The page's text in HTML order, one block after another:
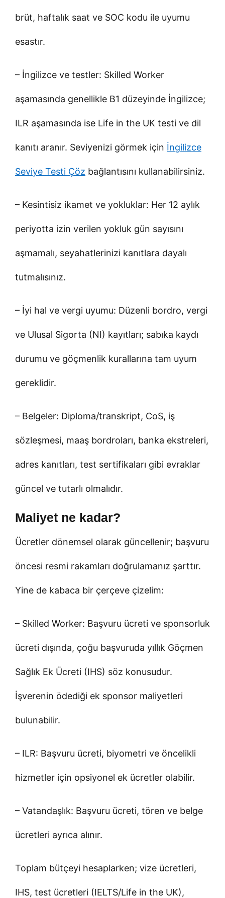
brüt, haftalık saat ve SOC kodu ile uyumu
esastır.
– İngilizce ve testler: Skilled Worker
aşamasında genellikle B1 düzeyinde İngilizce;
ILR aşamasında ise Life in the UK testi ve dil
kanıtı aranır. Seviyenizi görmek için İngilizce
Seviye Testi Çöz bağlantısını kullanabilirsiniz.
– Kesintisiz ikamet ve yokluklar: Her 12 aylık
periyotta izin verilen yokluk gün sayısını
aşmamalı, seyahatlerinizi kanıtlara dayalı
tutmalısınız.
– İyi hal ve vergi uyumu: Düzenli bordro, vergi
ve Ulusal Sigorta (NI) kayıtları; sabıka kaydı
durumu ve göçmenlik kurallarına tam uyum
gereklidir.
– Belgeler: Diploma/transkript, CoS, iş
sözleşmesi, maaş bordroları, banka ekstreleri,
adres kanıtları, test sertifikaları gibi evraklar
güncel ve tutarlı olmalıdır.
Maliyet ne kadar?
Ücretler dönemsel olarak güncellenir; başvuru
öncesi resmi rakamları doğrulamanız şarttır.
Yine de kabaca bir çerçeve çizelim:
– Skilled Worker: Başvuru ücreti ve sponsorluk
ücreti dışında, çoğu başvuruda yıllık Göçmen
Sağlık Ek Ücreti (IHS) söz konusudur.
İşverenin ödediği ek sponsor maliyetleri
bulunabilir.
– ILR: Başvuru ücreti, biyometri ve öncelikli
hizmetler için opsiyonel ek ücretler olabilir.
– Vatandaşlık: Başvuru ücreti, tören ve belge
ücretleri ayrıca alınır.
Toplam bütçeyi hesaplarken; vize ücretleri,
IHS, test ücretleri (IELTS/Life in the UK),